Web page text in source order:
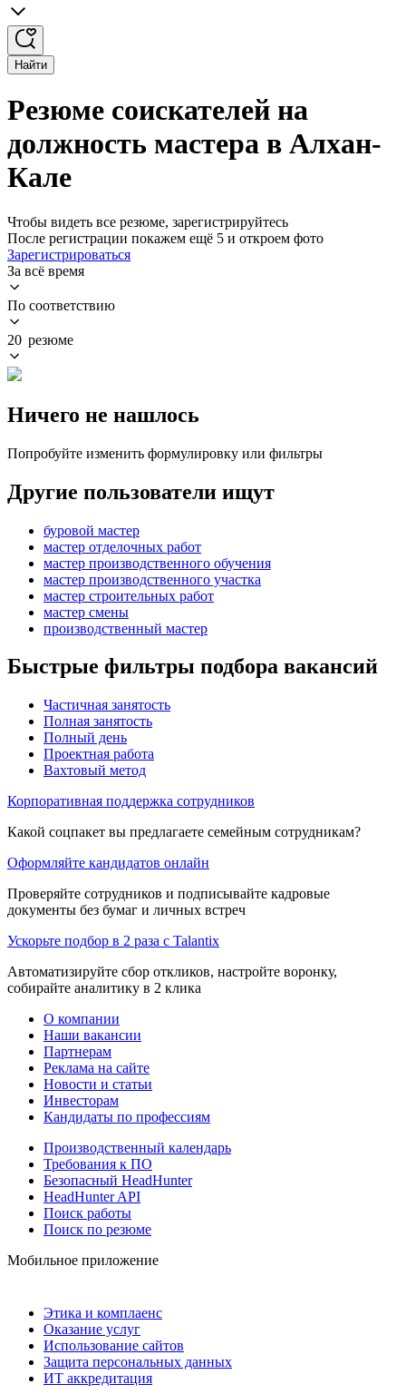
Найти
Резюме соискателей на
должность мастера в Алхан-
Кале
Чтобы видеть все резюме, зарегистрируйтесь
После регистрации покажем ещё 5 и откроем фото
Зарегистрироваться
За всё время
По соответствию
20 резюме
Ничего не нашлось
Попробуйте изменить формулировку или фильтры
Другие пользователи ищут
буровой мастер
мастер отделочных работ
мастер производственного обучения
мастер производственного участка
мастер строительных работ
мастер смены
производственный мастер
Быстрые фильтры подбора вакансий
Частичная занятость
Полная занятость
Полный день
Проектная работа
Вахтовый метод
Корпоративная поддержка сотрудников
Какой соцпакет вы предлагаете семейным сотрудникам?
Оформляйте кандидатов онлайн
Проверяйте сотрудников и подписывайте кадровые
документы без бумаг и личных встреч
Ускорьте подбор в 2 раза с Talantix
Автоматизируйте сбор откликов, настройте воронку,
собирайте аналитику в 2 клика
О компании
Наши вакансии
Партнерам
Реклама на сайте
Новости и статьи
Инвесторам
Кандидаты по профессиям
Производственный календарь
Требования к ПО
Безопасный HeadHunter
HeadHunter API
Поиск работы
Поиск по резюме
Мобильное приложение
Этика и комплаенс
Оказание услуг
Использование сайтов
Защита персональных данных
ИТ аккредитация